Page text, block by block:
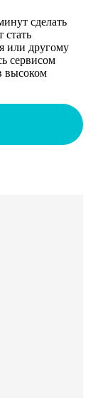
сделать
стать
или другому
сервисом
высоком